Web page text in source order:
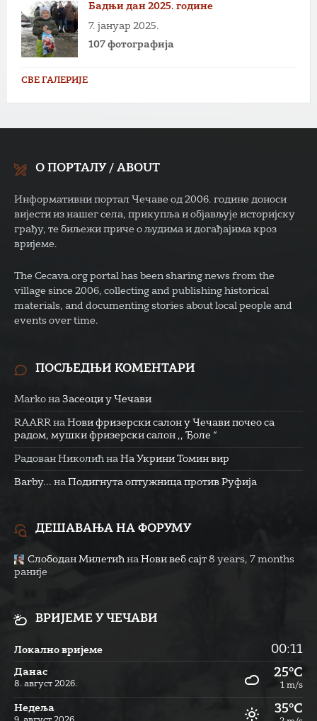
Бадњи дан 2025. године
7. јануар 2025.
107 фотографија
СВЕ ГАЛЕРИЈЕ
О ПОРТАЛУ / ABOUT
Информативни портал Чечаве од 2006. године доноси
вијести из нашег села, прикупља и објављује историјску
грађу, те биљежи приче о људима и догађајима кроз
вријеме.
The Cecava.org portal has been sharing news from the
village since 2006, collecting and publishing historical
materials, and documenting stories about local people and
events over time.
ПОСЉЕДЊИ КОМЕНТАРИ
Marko на Засеоци у Чечави
RAARR на Нови фризерски салон у Чечави почео са
радом, мушки фризерски салон ,, Ђоле “
Радован Николић на На Укрини Томин вир
Barby... на Подигнута оптужница против Руфија
ДЕШАВАЊА НА ФОРУМУ
Слободан Милетић на Нови веб сајт 8 years, 7 months
раније
ВРИЈЕМЕ У ЧЕЧАВИ
Локално вријеме 00:11
Данас
8. август 2026.
25°C
1 m/s
Недеља 35°C